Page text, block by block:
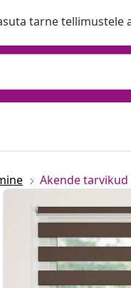
tarne tellimustele
Akende tarvikud